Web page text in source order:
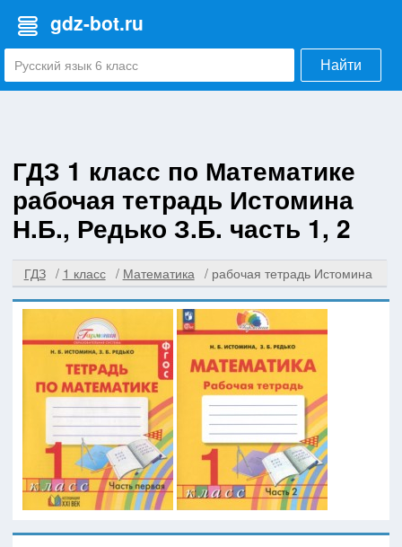
gdz-bot.ru
Найти
ГДЗ 1 класс по Математике
рабочая тетрадь Истомина
Н.Б., Редько З.Б. часть 1, 2
ГДЗ 1 класс Математика рабочая тетрадь Истомина